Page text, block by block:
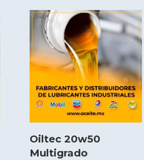
Oiltec 20w50
Multigrado